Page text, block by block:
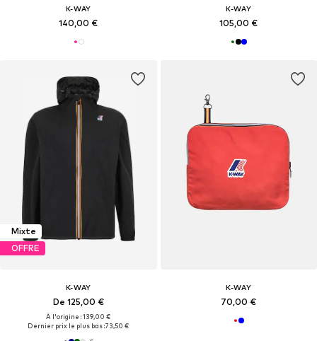
K-WAY
140,00 €
K-WAY
105,00 €
Mixte
OFFRE
K-WAY
De 125,00 €
À l'origine : 139,00 €
Dernier prix le plus bas :73,50 €
K-WAY
70,00 €